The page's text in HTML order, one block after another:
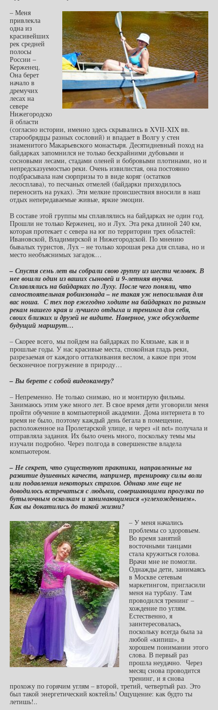
– Меня
привлекла
одна из
красивейших
рек средней
полосы
России –
Керженец.
Она берет
начало в
дремучих
лесах на
севере
Нижегородско
й области
(согласно истории, именно здесь скрывались в XVII-XIX вв.
старообрядцы разных сословий) и впадает в Волгу у стен
знаменитого Макарьевского монастыря. Десятидневный поход на
байдарках запомнился не только бескрайними дубовыми и
сосновыми лесами, стадами оленей и бобровыми плотинами, но и
непредсказуемостью реки. Очень извилистая, она постоянно
подбрасывала нам сюрпризы то в виде коряг (остатков
лесосплава), то песчаных отмелей (байдарки приходилось
переносить на руках). Эти мелкие происшествия вносили в наш
отдых непередаваемые живые, яркие эмоции.
В составе этой группы мы сплавлялись на байдарках не один год.
Прошли не только Керженец, но и Лух. Эта река длиной 240 км,
которая протекает с севера на юг по территории трех областей:
Ивановской, Владимирской и Нижегородской. По мнению
бывалых туристов, Лух – не только хорошая река для сплава, но и
место необъяснимых загадок…
– Спустя семь лет вы собрали свою группу из шести человек. В
нее вошли один из ваших сыновей и 9-летняя внучка.
Сплавлялись на байдарках по Луху. После чего поняли, что
самостоятельная робинзонада – не такая уж непосильная для
вас ноша. С тех пор ежегодно ходите на байдарках по разным
рекам нашего края и лучшего отдыха и тренинга для себя,
своих близких и друзей не видите. Наверное, уже обсуждаете
будущий маршрут…
– Скорее всего, мы пойдем на байдарках по Клязьме, как и в
прошлые годы. У нас красивые места, спокойная гладь реки,
разрезаемая от каждого отталкивания веслом, а какое при этом
бесконечное погружение в природу…
– Вы берете с собой видеокамеру?
– Непременно. Не только снимаю, но и монтирую фильмы.
Занимаюсь этим уже много лет. В свое время дети уговорили меня
пройти обучение в компьютерной академии. Дома интернета в то
время не было, поэтому каждый день бегала в помещение,
расположенное на Пролетарской улице, и через «it net» получала и
отправляла задания. Их было очень много, поскольку темы мы
изучали подробно. Через полгода в совершенстве владела
компьютером.
– Не секрет, что существуют практики, направленные на
развитие душевных качеств, например, тренировку силы воли
или подавления некоторых страхов. Однако мне еще не
доводилось встречаться с людьми, совершающими прогулки по
бутылочным осколкам и занимающимися «углехождением».
Как вы докатились до такой жизни?
– У меня начались
проблемы со здоровьем.
Во время занятий
восточными танцами
стала кружиться голова.
Врачи мне не помогли.
Однажды дети, занимаясь
в Москве сетевым
маркетингом, пригласили
меня на турбазу. Там
проводился тренинг –
хождение по углям.
Естественно, я
заинтересовалась,
поскольку всегда была за
любой «кипиш», в
хорошем понимании этого
слова. В первый раз
прошла неудачно. Через
месяц снова проводится
тренинг, и я снова
прохожу по горячим углям – второй, третий, четвертый раз. Это
был такой энергетический коктейль! Ощущение: как будто ты
летишь!..